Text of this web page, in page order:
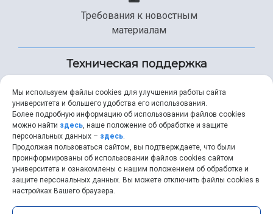
Требования к новостным
материалам
Техническая поддержка
+7 (846) 267-49-99
help@ssau.ru
Мы используем файлы cookies для улучшения работы сайта
университета и большего удобства его использования.
Более подробную информацию об использовании файлов cookies
можно найти здесь, наше положение об обработке и защите
персональных данных – здесь.
Продолжая пользоваться сайтом, вы подтверждаете, что были
проинформированы об использовании файлов cookies сайтом
университета и ознакомлены с нашим положением об обработке и
защите персональных данных. Вы можете отключить файлы cookies в
настройках Вашего браузера.